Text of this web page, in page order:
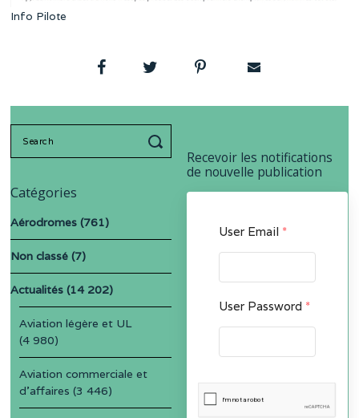
Info Pilote
Recevoir les notifications
de nouvelle publication
User Email *
User Password *
Catégories
Aérodromes (761)
Non classé (7)
Actualités (14 202)
Aviation légère et UL
(4 980)
Aviation commerciale et
d'affaires (3 446)